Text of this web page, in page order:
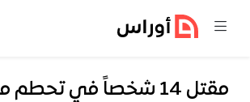
مقتل 14 شخصاً في تحطم